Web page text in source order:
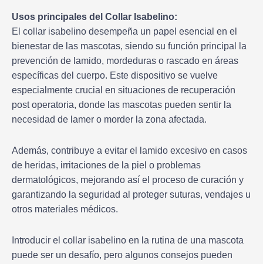
Usos principales del Collar Isabelino:
El collar isabelino desempeña un papel esencial en el
bienestar de las mascotas, siendo su función principal la
prevención de lamido, mordeduras o rascado en áreas
específicas del cuerpo. Este dispositivo se vuelve
especialmente crucial en situaciones de recuperación
post operatoria, donde las mascotas pueden sentir la
necesidad de lamer o morder la zona afectada.
Además, contribuye a evitar el lamido excesivo en casos
de heridas, irritaciones de la piel o problemas
dermatológicos, mejorando así el proceso de curación y
garantizando la seguridad al proteger suturas, vendajes u
otros materiales médicos.
Introducir el collar isabelino en la rutina de una mascota
puede ser un desafío, pero algunos consejos pueden